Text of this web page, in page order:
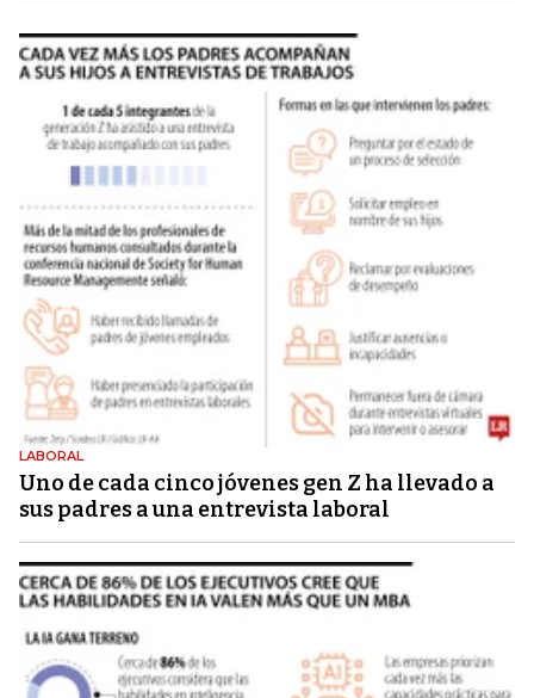
LABORAL
Uno de cada cinco jóvenes gen Z ha llevado a
sus padres a una entrevista laboral